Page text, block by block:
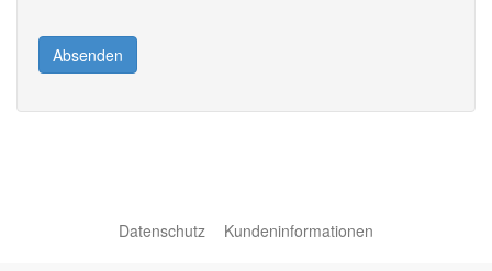
Absenden
Datenschutz Kundeninformationen